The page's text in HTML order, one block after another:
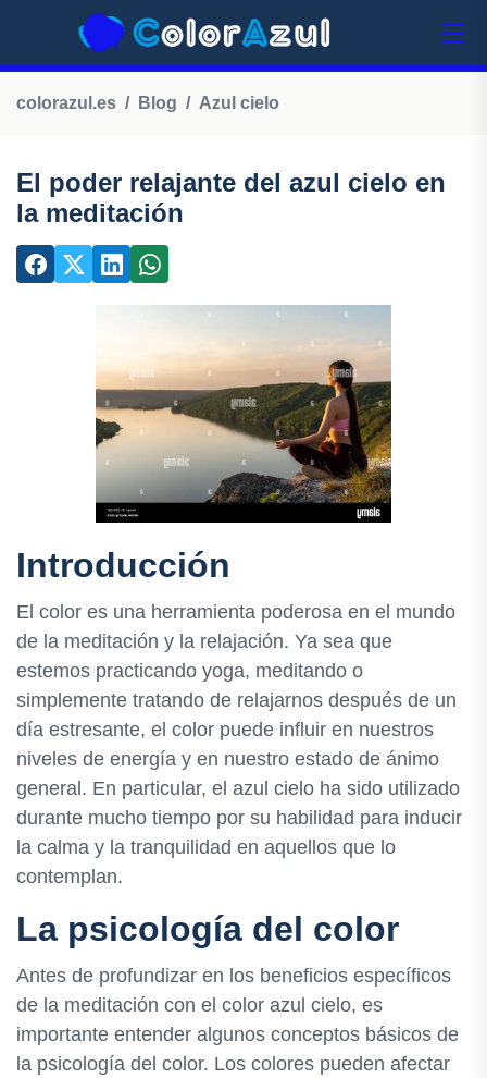
colorazul.es Blog Azul cielo
El poder relajante del azul cielo en
la meditación
Introducción
El color es una herramienta poderosa en el mundo
de la meditación y la relajación. Ya sea que
estemos practicando yoga, meditando o
simplemente tratando de relajarnos después de un
día estresante, el color puede influir en nuestros
niveles de energía y en nuestro estado de ánimo
general. En particular, el azul cielo ha sido utilizado
durante mucho tiempo por su habilidad para inducir
la calma y la tranquilidad en aquellos que lo
contemplan.
La psicología del color
Antes de profundizar en los beneficios específicos
de la meditación con el color azul cielo, es
importante entender algunos conceptos básicos de
la psicología del color. Los colores pueden afectar